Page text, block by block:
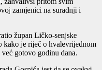
zamjenici na suradnji i
župan Ličko-senjske
kako je riječ o hvalevrijednom
gotovo godinu dana.